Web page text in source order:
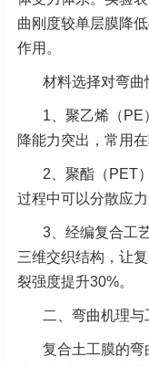
曲刚度较单层膜降
作用。
材料选择对弯曲
1、 聚乙烯（PE
降能力突出，常用
2、 聚酯（PET
过程中可以分散应
3、 经编复合工
三维交织结构，让
裂强度提升30%。
二、弯曲机理与
复合土工膜的弯